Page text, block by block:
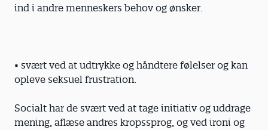
ind i andre menneskers behov og ønsker.
• svært ved at udtrykke og håndtere følelser og kan
opleve seksuel frustration.
Socialt har de svært ved at tage initiativ og uddrage
mening, aflæse andres kropssprog, og ved ironi og